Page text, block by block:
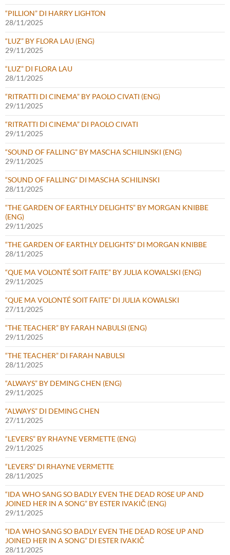
“PILLION” DI HARRY LIGHTON
28/11/2025
“LUZ” BY FLORA LAU (ENG)
29/11/2025
“LUZ” DI FLORA LAU
28/11/2025
“RITRATTI DI CINEMA” BY PAOLO CIVATI (ENG)
29/11/2025
“RITRATTI DI CINEMA” DI PAOLO CIVATI
29/11/2025
“SOUND OF FALLING” BY MASCHA SCHILINSKI (ENG)
29/11/2025
“SOUND OF FALLING” DI MASCHA SCHILINSKI
28/11/2025
“THE GARDEN OF EARTHLY DELIGHTS” BY MORGAN KNIBBE
(ENG)
29/11/2025
“THE GARDEN OF EARTHLY DELIGHTS” DI MORGAN KNIBBE
28/11/2025
“QUE MA VOLONTÉ SOIT FAITE” BY JULIA KOWALSKI (ENG)
29/11/2025
“QUE MA VOLONTÉ SOIT FAITE” DI JULIA KOWALSKI
27/11/2025
“THE TEACHER” BY FARAH NABULSI (ENG)
29/11/2025
“THE TEACHER” DI FARAH NABULSI
28/11/2025
“ALWAYS” BY DEMING CHEN (ENG)
29/11/2025
“ALWAYS” DI DEMING CHEN
27/11/2025
“LEVERS” BY RHAYNE VERMETTE (ENG)
29/11/2025
“LEVERS” DI RHAYNE VERMETTE
28/11/2025
“IDA WHO SANG SO BADLY EVEN THE DEAD ROSE UP AND
JOINED HER IN A SONG” BY ESTER IVAKIČ (ENG)
29/11/2025
“IDA WHO SANG SO BADLY EVEN THE DEAD ROSE UP AND
JOINED HER IN A SONG” DI ESTER IVAKIČ
28/11/2025